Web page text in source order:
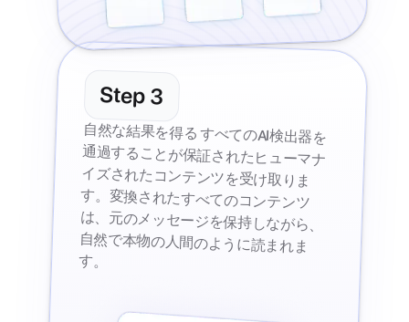
Step3
自然な結果を得る すべてのAI検出器を
通過することが保証されたヒューマナ
イズされたコンテンツを受け取りま
す。変換されたすべてのコンテンツ
は、元のメッセージを保持しながら、
自然で本物の人間のように読まれま
す。